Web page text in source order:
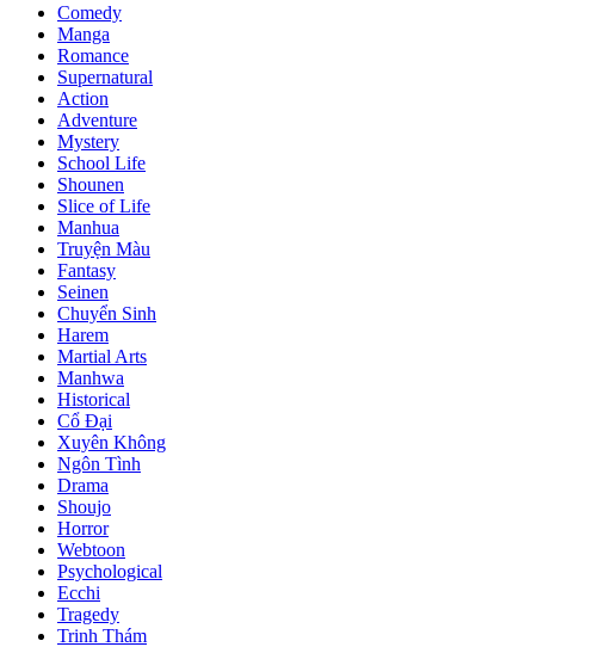
Comedy
Manga
Romance
Supernatural
Action
Adventure
Mystery
School Life
Shounen
Slice of Life
Manhua
Truyện Màu
Fantasy
Seinen
Chuyển Sinh
Harem
Martial Arts
Manhwa
Historical
Cổ Đại
Xuyên Không
Ngôn Tình
Drama
Shoujo
Horror
Webtoon
Psychological
Ecchi
Tragedy
Trinh Thám